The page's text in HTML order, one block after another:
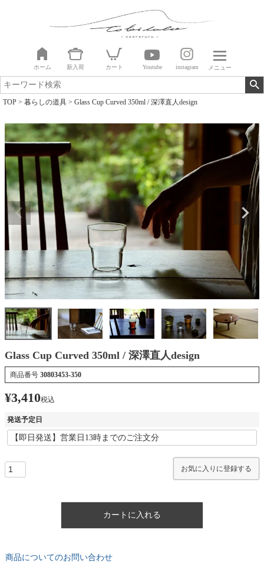
ホーム 新入荷 カート Youtube instagram メニュー
TOP 暮らしの道具 Glass Cup Curved 350ml / 深澤直人design
Glass Cup Curved 350ml / 深澤直人design
商品番号 30803453-350
¥3,410税込
発送予定日
お気に入りに登録する
カートに入れる
商品についてのお問い合わせ